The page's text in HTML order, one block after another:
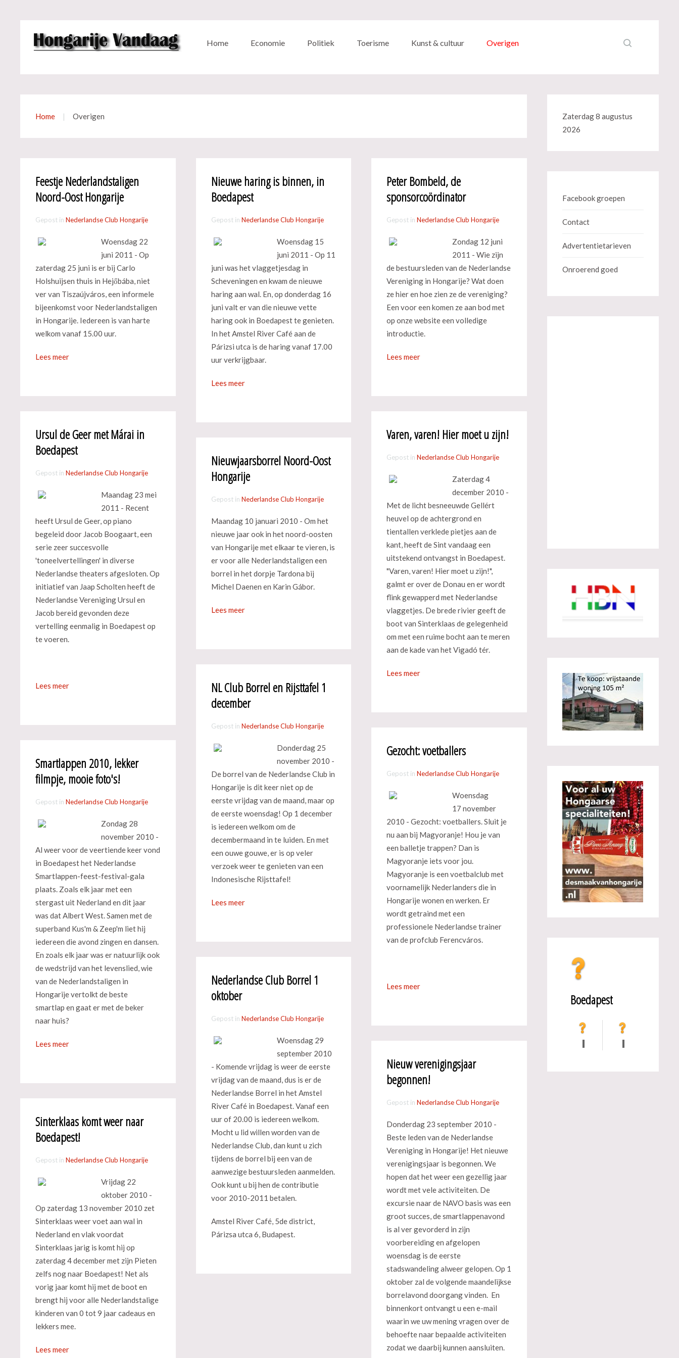
Home Economie Politiek Toerisme Kunst & cultuur Overigen
Home Overigen
Feestje Nederlandstaligen
Noord-Oost Hongarije
Gepost in Nederlandse Club Hongarije
Woensdag 22
juni 2011 - Op
zaterdag 25 juni is er bij Carlo
Holshuijsen thuis in Hejőbába, niet
ver van Tiszaújváros, een informele
bijeenkomst voor Nederlandstaligen
in Hongarije. Iedereen is van harte
welkom vanaf 15.00 uur.
Lees meer
Ursul de Geer met Márai in
Boedapest
Gepost in Nederlandse Club Hongarije
Maandag 23 mei
2011 - Recent
heeft Ursul de Geer, op piano
begeleid door Jacob Boogaart, een
serie zeer succesvolle
'toneelvertellingen' in diverse
Nederlandse theaters afgesloten. Op
initiatief van Jaap Scholten heeft de
Nederlandse Vereniging Ursul en
Jacob bereid gevonden deze
vertelling eenmalig in Boedapest op
te voeren.
Lees meer
Smartlappen 2010, lekker
filmpje, mooie foto's!
Gepost in Nederlandse Club Hongarije
Zondag 28
november 2010 -
Al weer voor de veertiende keer vond
in Boedapest het Nederlandse
Smartlappen-feest-festival-gala
plaats. Zoals elk jaar met een
stergast uit Nederland en dit jaar
was dat Albert West. Samen met de
superband Kus'm & Zeep'm liet hij
iedereen die avond zingen en dansen.
En zoals elk jaar was er natuurlijk ook
de wedstrijd van het levenslied, wie
van de Nederlandstaligen in
Hongarije vertolkt de beste
smartlap en gaat er met de beker
naar huis?
Lees meer
Sinterklaas komt weer naar
Boedapest!
Gepost in Nederlandse Club Hongarije
Vrijdag 22
oktober 2010 -
Op zaterdag 13 november 2010 zet
Sinterklaas weer voet aan wal in
Nederland en vlak voordat
Sinterklaas jarig is komt hij op
zaterdag 4 december met zijn Pieten
zelfs nog naar Boedapest! Net als
vorig jaar komt hij met de boot en
brengt hij voor alle Nederlandstalige
kinderen van 0 tot 9 jaar cadeaus en
lekkers mee.
Lees meer
Nieuwe haring is binnen, in
Boedapest
Gepost in Nederlandse Club Hongarije
Woensdag 15
juni 2011 - Op 11
juni was het vlaggetjesdag in
Scheveningen en kwam de nieuwe
haring aan wal. En, op donderdag 16
juni valt er van die nieuwe vette
haring ook in Boedapest te genieten.
In het Amstel River Café aan de
Párizsi utca is de haring vanaf 17.00
uur verkrijgbaar.
Lees meer
Nieuwjaarsborrel Noord-Oost
Hongarije
Gepost in Nederlandse Club Hongarije
Maandag 10 januari 2010 - Om het
nieuwe jaar ook in het noord-oosten
van Hongarije met elkaar te vieren, is
er voor alle Nederlandstaligen een
borrel in het dorpje Tardona bij
Michel Daenen en Karin Gábor.
Lees meer
NL Club Borrel en Rijsttafel 1
december
Gepost in Nederlandse Club Hongarije
Donderdag 25
november 2010 -
De borrel van de Nederlandse Club in
Hongarije is dit keer niet op de
eerste vrijdag van de maand, maar op
de eerste woensdag! Op 1 december
is iedereen welkom om de
decembermaand in te luiden. En met
een ouwe gouwe, er is op veler
verzoek weer te genieten van een
Indonesische Rijsttafel!
Lees meer
Nederlandse Club Borrel 1
oktober
Gepost in Nederlandse Club Hongarije
Woensdag 29
september 2010
- Komende vrijdag is weer de eerste
vrijdag van de maand, dus is er de
Nederlandse Borrel in het Amstel
River Café in Boedapest. Vanaf een
uur of 20.00 is iedereen welkom.
Mocht u lid willen worden van de
Nederlandse Club, dan kunt u zich
tijdens de borrel bij een van de
aanwezige bestuursleden aanmelden.
Ook kunt u bij hen de contributie
voor 2010-2011 betalen.
Amstel River Café, 5de district,
Párizsa utca 6, Budapest.
Peter Bombeld, de
sponsorcoördinator
Gepost inNederlandse Club Hongarije
Zondag 12 juni
2011 - Wie zijn
de bestuursleden van de Nederlandse
Vereniging in Hongarije? Wat doen
ze hier en hoe zien ze de vereniging?
Een voor een komen ze aan bod met
op onze website een volledige
introductie.
Lees meer
Varen, varen! Hier moet u zijn!
Gepost inNederlandse Club Hongarije
Zaterdag 4
december 2010 -
Met de licht besneeuwde Gellért
heuvel op de achtergrond en
tientallen verklede pietjes aan de
kant, heeft de Sint vandaag een
uitstekend ontvangst in Boedapest.
"Varen, varen! Hier moet u zijn!",
galmt er over de Donau en er wordt
flink gewapperd met Nederlandse
vlaggetjes. De brede rivier geeft de
boot van Sinterklaas de gelegenheid
om met een ruime bocht aan te meren
aan de kade van het Vigadó tér.
Lees meer
Gezocht: voetballers
Gepost inNederlandse Club Hongarije
Woensdag
17 november
2010 - Gezocht: voetballers. Sluit je
nu aan bij Magyoranje! Hou je van
een balletje trappen? Dan is
Magyoranje iets voor jou.
Magyoranje is een voetbalclub met
voornamelijk Nederlanders die in
Hongarije wonen en werken. Er
wordt getraind met een
professionele Nederlandse trainer
van de profclub Ferencváros.
Lees meer
Nieuw verenigingsjaar
begonnen!
Gepost inNederlandse Club Hongarije
Donderdag 23 september 2010 -
Beste leden van de Nederlandse
Vereniging in Hongarije! Het nieuwe
verenigingsjaar is begonnen. We
hopen dat het weer een gezellig jaar
wordt met vele activiteiten. De
excursie naar de NAVO basis was een
groot succes, de smartlappenavond
is al ver gevorderd in zijn
voorbereiding en afgelopen
woensdag is de eerste
stadswandeling alweer gelopen. Op 1
oktober zal de volgende maandelijkse
borrelavond doorgang vinden. En
binnenkort ontvangt u een e-mail
waarin we uw mening vragen over de
behoefte naar bepaalde activiteiten
zodat we daarbij kunnen aansluiten.
Zaterdag 8 augustus
2026
Facebook groepen
Contact
Advertentietarieven
Onroerend goed
Boedapest